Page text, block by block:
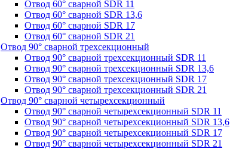
Отвод 60° сварной SDR 11
Отвод 60° сварной SDR 13,6
Отвод 60° сварной SDR 17
Отвод 60° сварной SDR 21
Отвод 90° сварной трехсекционный
Отвод 90° сварной трехсекционный SDR 11
Отвод 90° сварной трехсекционный SDR 13,6
Отвод 90° сварной трехсекционный SDR 17
Отвод 90° сварной трехсекционный SDR 21
Отвод 90° сварной четырехсекционный
Отвод 90° сварной четырехсекционный SDR 11
Отвод 90° сварной четырехсекционный SDR 13,6
Отвод 90° сварной четырехсекционный SDR 17
Отвод 90° сварной четырехсекционный SDR 21